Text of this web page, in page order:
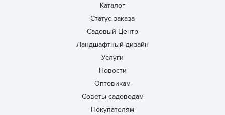
Каталог
Статус заказа
Садовый Центр
Ландшафтный дизайн
Услуги
Новости
Оптовикам
Советы садоводам
Покупателям